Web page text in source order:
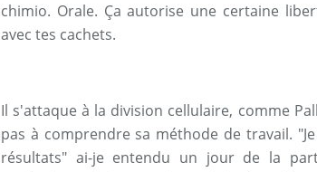
chimio. Orale. Ça autorise une certaine
avec tes cachets.
Il s'attaque à la division cellulaire, comme
pas à comprendre sa méthode de travail.
résultats" ai-je entendu un jour de la